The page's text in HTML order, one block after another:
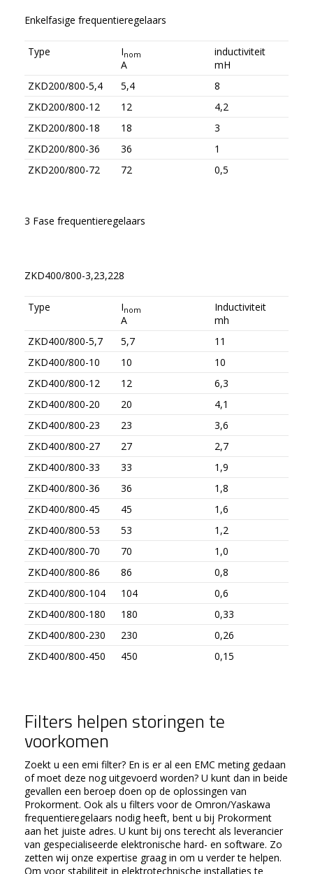
Enkelfasige frequentieregelaars
Type Inom
A
inductiviteit
mH
ZKD200/800-5,4
5,4
8
ZKD200/800-12
12
4,2
ZKD200/800-18
18
3
ZKD200/800-36
36
1
ZKD200/800-72
72 0,5
3 Fase frequentieregelaars
ZKD400/800-3,23,228
Type Inom
A
Inductiviteit
mh
ZKD400/800-5,7
5,7
11
ZKD400/800-10
10
10
ZKD400/800-12
12
6,3
ZKD400/800-20
20
4,1
ZKD400/800-23
23
3,6
ZKD400/800-27
27
2,7
ZKD400/800-33
33
1,9
ZKD400/800-36
36
1,8
ZKD400/800-45
45
1,6
ZKD400/800-53
53
1,2
ZKD400/800-70
70
1,0
ZKD400/800-86
86
0,8
ZKD400/800-104
104
0,6
ZKD400/800-180
180
0,33
ZKD400/800-230
230
0,26
ZKD400/800-450
450 0,15
Filters helpen storingen te
voorkomen
Zoekt u een emi filter? En is er al een EMC meting gedaan
of moet deze nog uitgevoerd worden? U kunt dan in beide
gevallen een beroep doen op de oplossingen van
Prokorment. Ook als u filters voor de Omron/Yaskawa
frequentieregelaars nodig heeft, bent u bij Prokorment
aan het juiste adres. U kunt bij ons terecht als leverancier
van gespecialiseerde elektronische hard- en software. Zo
zetten wij onze expertise graag in om u verder te helpen.
Om voor stabiliteit in elektrotechnische installaties te